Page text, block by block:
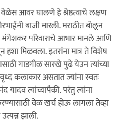
आवर घालणे हे श्रेष्ठत्वाचे लक्षण
बाजी मारली. मराठीत बोलून
परिवाराचे आभार मानले आणि
मिळवला. इतरांना मात्र ते विशेष
गाडगीळ सारखे पुढे येउन त्यांच्या
कलाकार असतात ज्यांना स्वतः
त्यांच्यापैकी. परंतु त्यांना
वेळ खर्च होऊ लागला तेव्हा
झाली.